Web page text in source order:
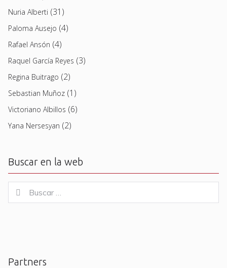
Nuria Alberti (31)
Paloma Ausejo (4)
Rafael Ansón (4)
Raquel García Reyes (3)
Regina Buitrago (2)
Sebastian Muñoz (1)
Victoriano Albillos (6)
Yana Nersesyan (2)
Buscar en la web
for:
Buscar
Partners